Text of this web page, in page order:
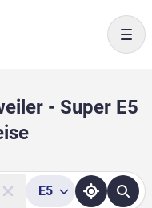
- Super E5
E5